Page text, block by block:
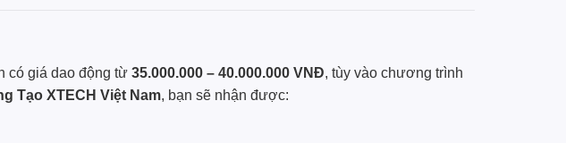
có giá dao động từ 35.000.000 – 40.000.000 VNĐ, tùy vào chương trình
Tạo XTECH Việt Nam, bạn sẽ nhận được: